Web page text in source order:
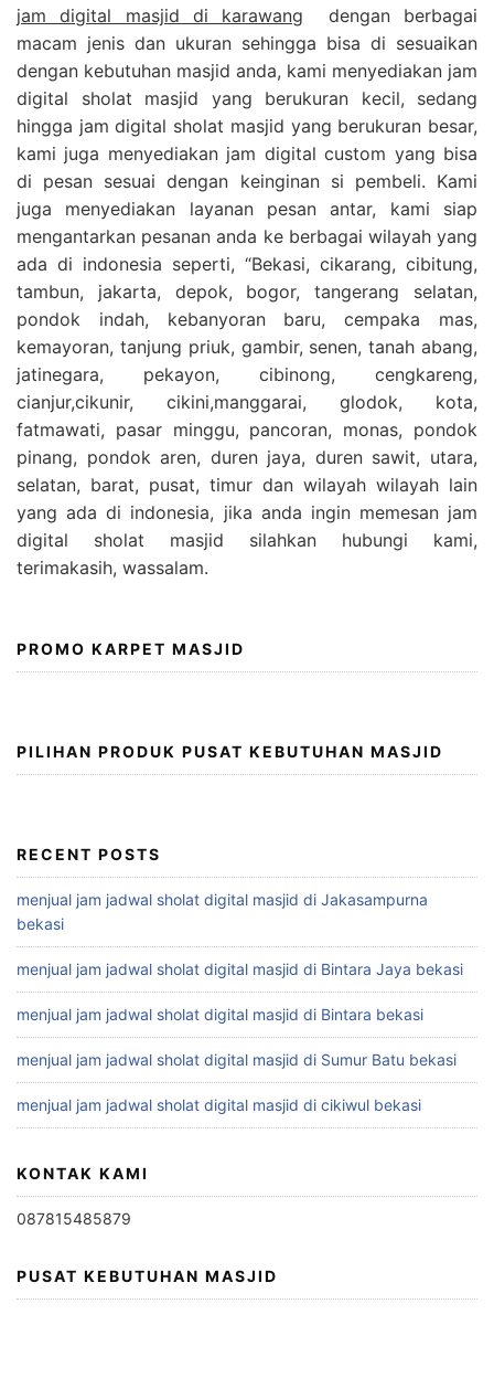
jam digital masjid di karawang
dengan berbagai
macam jenis dan ukuran sehingga bisa di sesuaikan
dengan kebutuhan masjid anda, kami menyediakan jam
digital sholat masjid yang berukuran kecil, sedang
hingga jam digital sholat masjid yang berukuran besar,
kami juga menyediakan jam digital custom yang bisa
di pesan sesuai dengan keinginan si pembeli. Kami
juga menyediakan layanan pesan antar, kami siap
mengantarkan pesanan anda ke berbagai wilayah yang
ada di indonesia seperti, “Bekasi, cikarang, cibitung,
tambun, jakarta, depok, bogor, tangerang selatan,
pondok indah, kebanyoran baru, cempaka mas,
kemayoran, tanjung priuk, gambir, senen, tanah abang,
jatinegara, pekayon, cibinong, cengkareng,
cianjur,cikunir, cikini,manggarai, glodok, kota,
fatmawati, pasar minggu, pancoran, monas, pondok
pinang, pondok aren, duren jaya, duren sawit, utara,
selatan, barat, pusat, timur dan wilayah wilayah lain
yang ada di indonesia, jika anda ingin memesan jam
digital sholat masjid silahkan hubungi kami,
terimakasih, wassalam.
PROMO KARPET MASJID
PILIHAN PRODUK PUSAT KEBUTUHAN MASJID
RECENT POSTS
menjual jam jadwal sholat digital masjid di Jakasampurna
bekasi
menjual jam jadwal sholat digital masjid di Bintara Jaya bekasi
menjual jam jadwal sholat digital masjid di Bintara bekasi
menjual jam jadwal sholat digital masjid di Sumur Batu bekasi
menjual jam jadwal sholat digital masjid di cikiwul bekasi
KONTAK KAMI
087815485879
PUSAT KEBUTUHAN MASJID